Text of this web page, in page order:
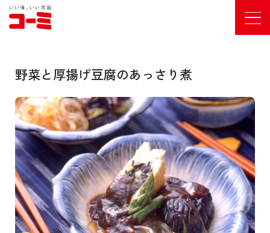
野菜と厚揚げ豆腐のあっさり煮